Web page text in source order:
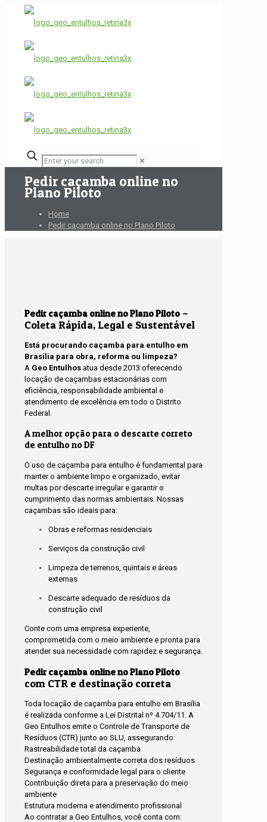
✕
Pedir caçamba online no
Plano Piloto
Home
Pedir caçamba online no Plano Piloto
Pedir caçamba online no Plano Piloto –
Coleta Rápida, Legal e Sustentável
Está procurando caçamba para entulho em
Brasília para obra, reforma ou limpeza?
A Geo Entulhos atua desde 2013 oferecendo
locação de caçambas estacionárias com
eficiência, responsabilidade ambiental e
atendimento de excelência em todo o Distrito
Federal.
A melhor opção para o descarte correto
de entulho no DF
O uso de caçamba para entulho é fundamental para
manter o ambiente limpo e organizado, evitar
multas por descarte irregular e garantir o
cumprimento das normas ambientais. Nossas
caçambas são ideais para:
Obras e reformas residenciais
Serviços da construção civil
Limpeza de terrenos, quintais e áreas
externas
Descarte adequado de resíduos da
construção civil
Conte com uma empresa experiente,
comprometida com o meio ambiente e pronta para
atender sua necessidade com rapidez e segurança.
Pedir caçamba online no Plano Piloto
com CTR e destinação correta
Toda locação de caçamba para entulho em Brasília
é realizada conforme a Lei Distrital nº 4.704/11. A
Geo Entulhos emite o Controle de Transporte de
Resíduos (CTR) junto ao SLU, assegurando:
Rastreabilidade total da caçamba
Destinação ambientalmente correta dos resíduos
Segurança e conformidade legal para o cliente
Contribuição direta para a preservação do meio
ambiente
Estrutura moderna e atendimento profissional
Ao contratar a Geo Entulhos, você conta com: